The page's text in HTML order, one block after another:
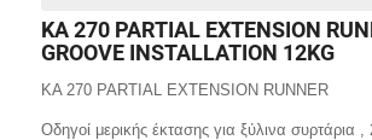
KA 270 PARTIAL EXTENSION
GROOVE INSTALLATION 12KG
KA 270 PARTIAL EXTENSION RUNNER
Οδηγοί μερικής έκτασης για ξύλινα συρτάρια ,